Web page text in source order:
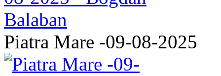
Piatra Mare -09-08-2025